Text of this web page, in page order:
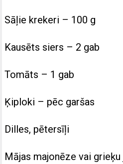
Sāļie krekeri – 100 g
Kausēts siers – 2 gab
Tomāts – 1 gab
Ķiploki – pēc garšas
Dilles, pētersīļi
Mājas majonēze vai